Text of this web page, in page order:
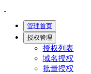
管理首页
授权管理
授权列表
域名授权
批量授权